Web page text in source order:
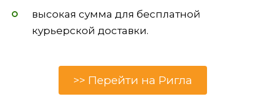
высокая сумма для бесплатной
курьерской доставки.
>> Перейти на Ригла